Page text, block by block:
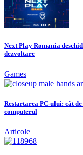
Next Play Romania
dezvoltare
Games
Restartarea PC-ului: cât de
computerul
Articole